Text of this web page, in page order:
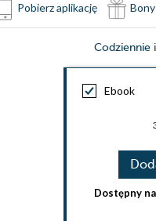
Pobierz aplikację Bony
Codziennie
Ebook
Dostępny